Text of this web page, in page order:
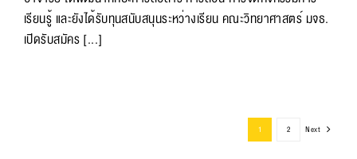
เรียนรู้ และยังได้รับทุนสนับสนุนระหว่างเรียน คณะวิทยาศาสตร์ มจธ.
เปิดรับสมัคร [...]
1 2 Next